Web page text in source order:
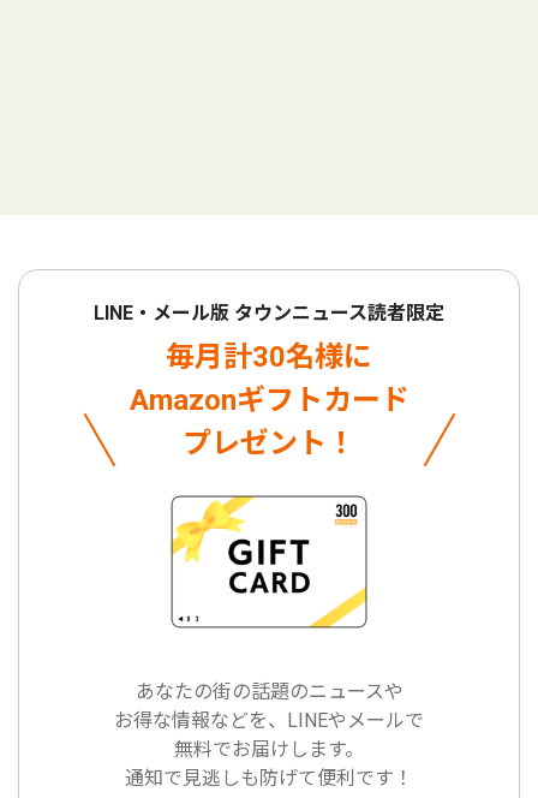
LINE・メール版 タウンニュース読者限定
毎月計30名様に
Amazonギフトカード
プレゼント！
あなたの街の話題のニュースや
お得な情報などを、LINEやメールで
無料でお届けします。
通知で見逃しも防げて便利です！